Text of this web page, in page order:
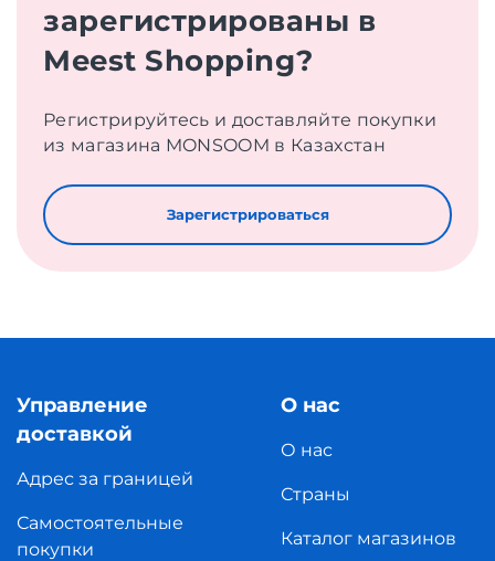
зарегистрированы в
Meest Shopping?
Регистрируйтесь и доставляйте покупки
из магазина MONSOOM в Казахстан
Зарегистрироваться
Управление
доставкой
Адрес за границей
Самостоятельные
покупки
О нас
О нас
Страны
Каталог магазинов